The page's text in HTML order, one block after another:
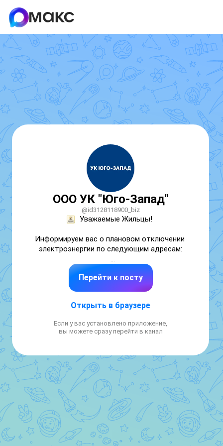
ООО УК "Юго-Запад"
@id3128118900_biz
Уважаемые Жильцы!
Информируем вас о плановом отключении
электроэнергии по следующим адресам:
Старый Оскол
Перейти к посту
Открыть в браузере
Если у вас установлено приложение,
вы можете сразу перейти в канал